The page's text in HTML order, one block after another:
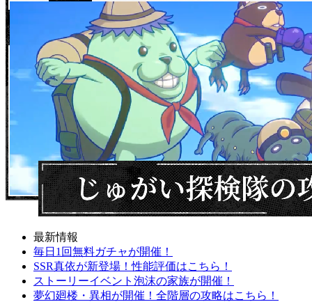
最新情報
毎日1回無料ガチャが開催！
SSR真依が新登場！性能評価はこちら！
ストーリーイベント泡沫の家族が開催！
夢幻廻楼・異相が開催！全階層の攻略はこちら！